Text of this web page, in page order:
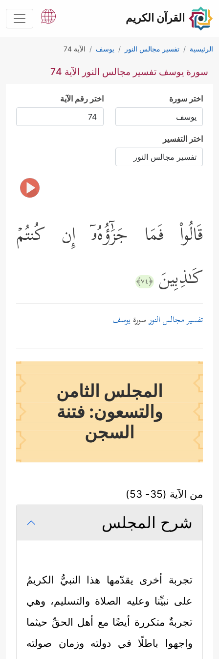
القرآن الكريم
الرئيسية تفسير مجالس النور يوسف الآية 74
سورة يوسف تفسير مجالس النور الآية 74
اختر سورة اختر رقم الآية
اختر التفسير
قَالُواْ فَمَا جَزَٰٓؤُهُۥٓ إِن كُنتُمۡ
كَـٰذِبِینَ ﴿٧٤﴾
تفسير مجالس النورسورةيوسف
المجلس الثامن
والتسعون: فتنة
السجن
من الآية (35- 53)
شرح المجلس
تجربة أخرى يقدّمها هذا النبيُّ الكريمُ
على نبيِّنا وعليه الصلاة والتسليم، وهي
تجربةٌ متكررة أيضًا مع أهل الحقِّ حيثما
واجهوا باطلًا في دولته وزمان صولته